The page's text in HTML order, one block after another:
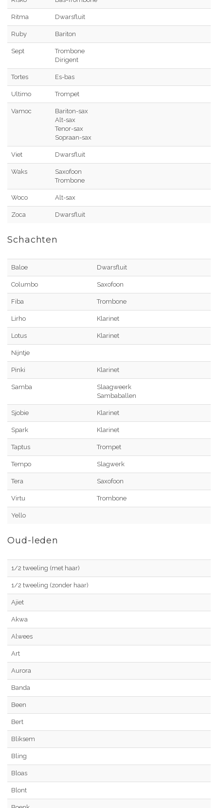
Ritma Dwarsfluit
Ruby Bariton
Sept
Trombone
Dirigent
Tortes Es-bas
Ultimo Trompet
Vamoc
Bariton-sax
Alt-sax
Tenor-sax
Sopraan-sax
Viet Dwarsfluit
Waks
Saxofoon
Trombone
Woco Alt-sax
Zoca Dwarsfluit
Schachten
Baloe Dwarsfluit
Columbo Saxofoon
Fiba Trombone
Lirho Klarinet
Lotus Klarinet
Nijntje
Pinki Klarinet
Samba
Slaagweerk
Sambaballen
Sjobie Klarinet
Spark Klarinet
Taptus Trompet
Tempo Slagwerk
Tera Saxofoon
Virtu Trombone
Yello
Oud-leden
1/2 tweeling (met haar)
1/2 tweeling (zonder haar)
Ajiet
Akwa
Alwees
Art
Aurora
Banda
Been
Bert
Bliksem
Bling
Bloas
Blont